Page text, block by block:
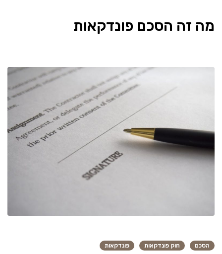
מה זה הסכם פונדקאות
הסכם חוק פונדקאות פונדקאות